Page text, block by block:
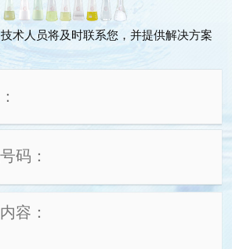
术人员将及时联系您，并提供解决方案